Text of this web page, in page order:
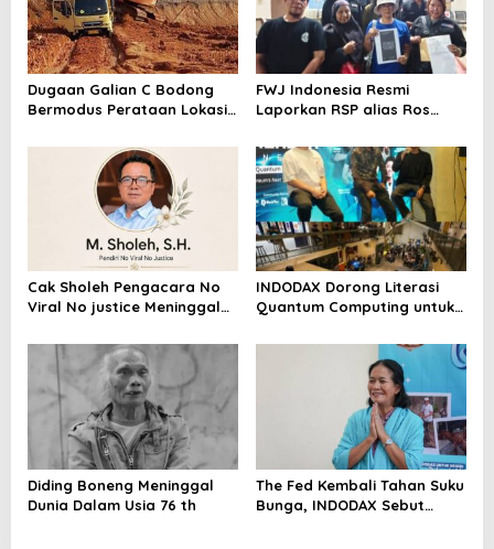
Dugaan Galian C Bodong
Bermodus Perataan Lokasi
Riau Akan Tinjauan Lokasi
FWJ Indonesia Resmi
Laporkan RSP alias Ros
Cak Sholeh Pengacara No
Viral No justice Meninggal
INDODAX Dorong Literasi
Quantum Computing untuk
Blockchain
Diding Boneng Meninggal
Dunia Dalam Usia 76 th
The Fed Kembali Tahan Suku
Bunga, INDODAX Sebut